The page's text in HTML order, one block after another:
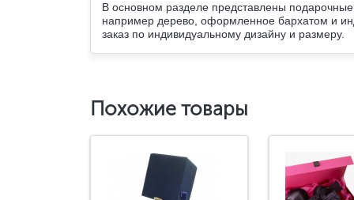
В основном разделе представлены
например дерево, оформленное бархатом и
заказ по индивидуальному дизайну и размеру.
Похожие товары